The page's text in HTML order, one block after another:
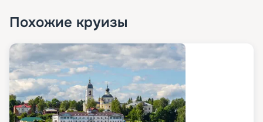
Похожие круизы